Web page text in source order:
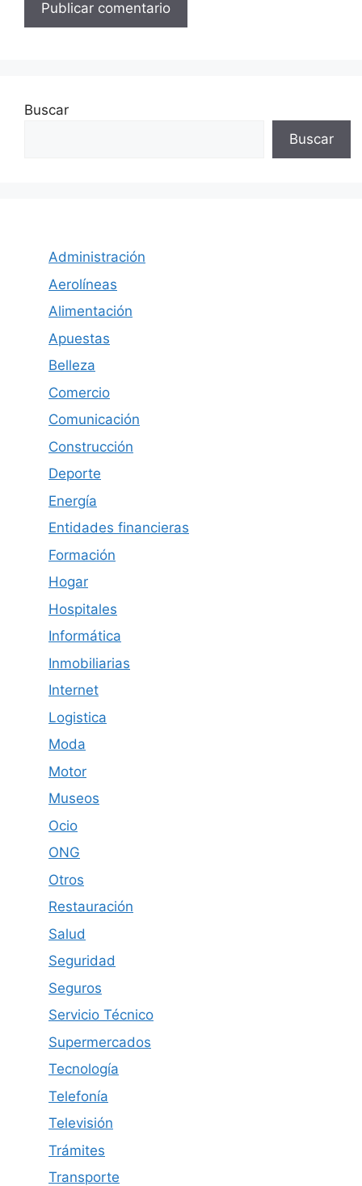
Buscar
Buscar
Administración
Aerolíneas
Alimentación
Apuestas
Belleza
Comercio
Comunicación
Construcción
Deporte
Energía
Entidades financieras
Formación
Hogar
Hospitales
Informática
Inmobiliarias
Internet
Logistica
Moda
Motor
Museos
Ocio
ONG
Otros
Restauración
Salud
Seguridad
Seguros
Servicio Técnico
Supermercados
Tecnología
Telefonía
Televisión
Trámites
Transporte